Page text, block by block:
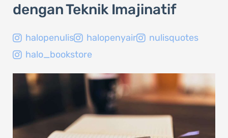
dengan Teknik Imajinatif
halopenulis halopenyair
nulisquotes
halo_bookstore